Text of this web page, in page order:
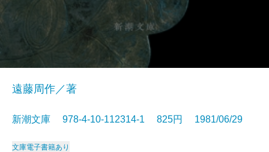
遠藤周作／著
新潮文庫 978-4-10-112314-1 825円 1981/06/29
文庫電子書籍あり